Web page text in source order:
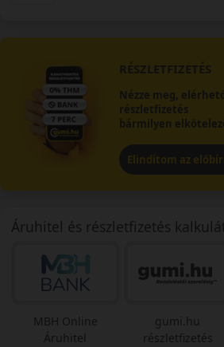
RÉSZLETFIZETÉS
Nézze meg,
részletfizetés
bármilyen
Elindítom az
Áruhitel és részletfizetés
MBH Online
Áruhitel
gumi.hu
részletfizetés